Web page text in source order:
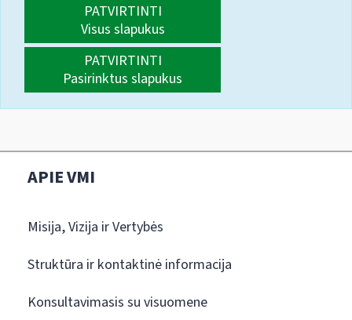
PATVIRTINTI
Visus slapukus
PATVIRTINTI
Pasirinktus slapukus
APIE VMI
Misija, Vizija ir Vertybės
Struktūra ir kontaktinė informacija
Konsultavimasis su visuomene